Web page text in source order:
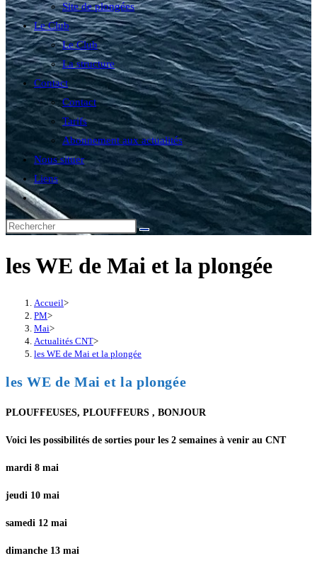
Site de plongées
Le Club
Le Club
La structure
Contact
Contact
Tarifs
Abonnement aux actualités
Nous situer
Liens
Toggle
website
search
les WE de Mai et la plongée
Accueil>
PM>
Mai>
Actualités CNT>
les WE de Mai et la plongée
les WE de Mai et la plongée
PLOUFFEUSES, PLOUFFEURS , BONJOUR
Voici les possibilités de sorties pour les 2 semaines à venir au CNT
mardi 8 mai
jeudi 10 mai
samedi 12 mai
dimanche 13 mai